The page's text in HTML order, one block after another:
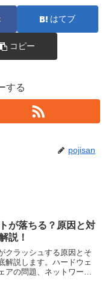
はてブ
コピー
する
pojisan
が落ちる？原因と対
説！
クラッシュする原因とそ
解説します。ハードウェ
アの問題、ネットワーク